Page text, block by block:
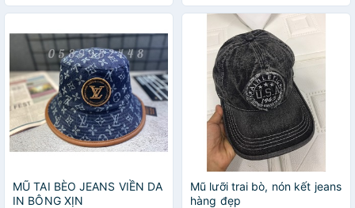
MŨ TAI BÈO JEANS VIỀN DA
IN BÔNG XỊN
Mũ lưỡi trai bò, nón kết jeans
hàng đẹp